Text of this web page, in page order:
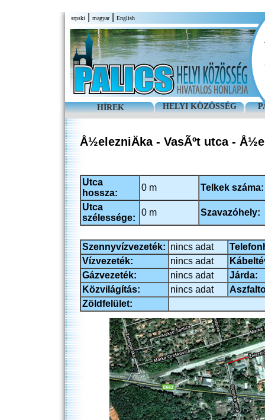
srpski magyar| English
HÍREK HELYI KÖZÖSSÉG
Å½elezniÄka - VasÃºt utca -
Utca
hossza:
0 m
Telkek száma:
Utca
szélessége:
0 m Szavazóhely:
Szennyvízvezeték: nincs adat
Vízvezeték:
nincs adat
Gázvezeték:
nincs adat
Járda:
Közvilágítás:
nincs adat
Zöldfelület: